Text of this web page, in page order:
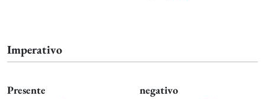
Imperativo
Presente negativo